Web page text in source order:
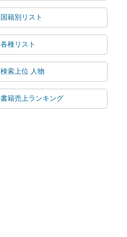
国籍別リスト
各種リスト
検索上位 人物
書籍売上ランキング